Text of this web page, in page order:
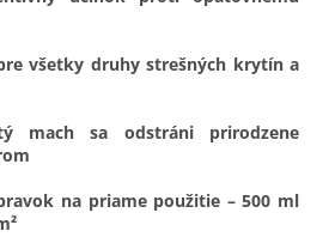
všetky druhy strešných krytín a
mach sa odstráni prirodzene
na priame použitie – 500 ml